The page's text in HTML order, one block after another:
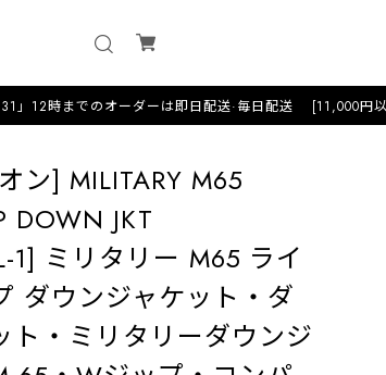
ーダーは即日配送·毎日配送 [11,000円以上のお買い上げ
ン] MILITARY M65
DOWN JKT
1] ミリタリー M65 ライ
ダウンジャケット・ダ
ト・ミリタリーダウンジ